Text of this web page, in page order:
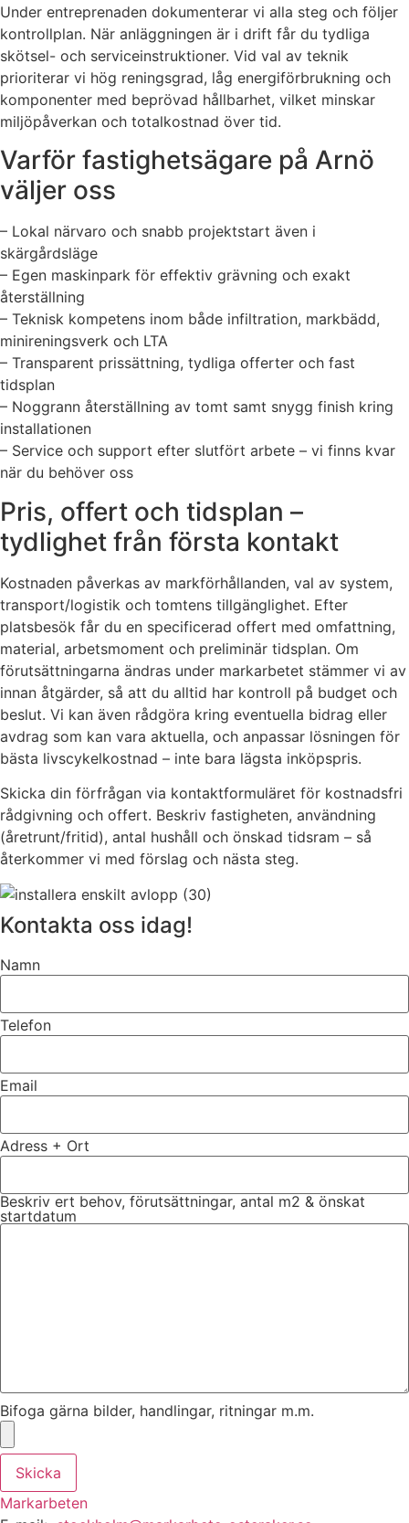
Under entreprenaden dokumenterar vi alla steg och följer
kontrollplan. När anläggningen är i drift får du tydliga
skötsel- och serviceinstruktioner. Vid val av teknik
prioriterar vi hög reningsgrad, låg energiförbrukning och
komponenter med beprövad hållbarhet, vilket minskar
miljöpåverkan och totalkostnad över tid.
Varför fastighetsägare på Arnö
väljer oss
– Lokal närvaro och snabb projektstart även i
skärgårdsläge
– Egen maskinpark för effektiv grävning och exakt
återställning
– Teknisk kompetens inom både infiltration, markbädd,
minireningsverk och LTA
– Transparent prissättning, tydliga offerter och fast
tidsplan
– Noggrann återställning av tomt samt snygg finish kring
installationen
– Service och support efter slutfört arbete – vi finns kvar
när du behöver oss
Pris, offert och tidsplan –
tydlighet från första kontakt
Kostnaden påverkas av markförhållanden, val av system,
transport/logistik och tomtens tillgänglighet. Efter
platsbesök får du en specificerad offert med omfattning,
material, arbetsmoment och preliminär tidsplan. Om
förutsättningarna ändras under markarbetet stämmer vi av
innan åtgärder, så att du alltid har kontroll på budget och
beslut. Vi kan även rådgöra kring eventuella bidrag eller
avdrag som kan vara aktuella, och anpassar lösningen för
bästa livscykelkostnad – inte bara lägsta inköpspris.
Skicka din förfrågan via kontaktformuläret för kostnadsfri
rådgivning och offert. Beskriv fastigheten, användning
(åretrunt/fritid), antal hushåll och önskad tidsram – så
återkommer vi med förslag och nästa steg.
Kontakta oss idag!
Namn
Telefon
Email
Adress + Ort
Beskriv ert behov, förutsättningar, antal m2 & önskat
startdatum
Bifoga gärna bilder, handlingar, ritningar m.m.
Skicka
Markarbeten